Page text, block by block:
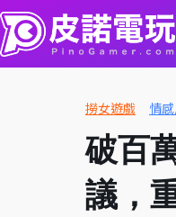
撈女遊戲 情
破百
議，